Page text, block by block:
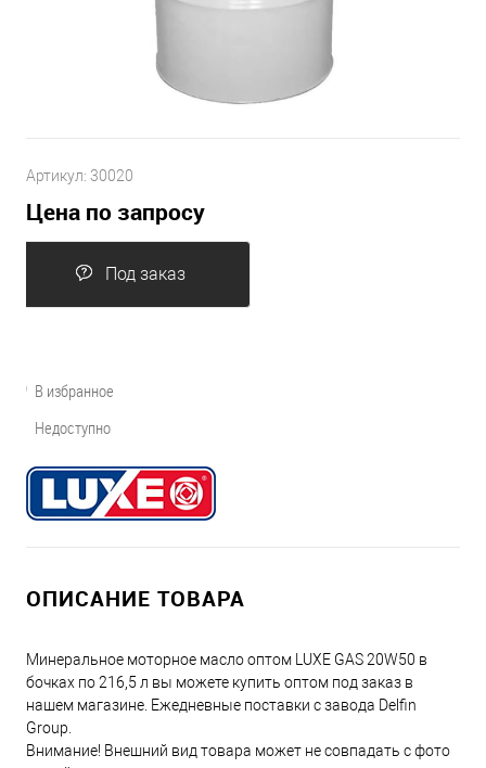
Артикул: 30020
Цена по запросу
Под заказ
В избранное
Недоступно
ОПИСАНИЕ ТОВАРА
Минеральное моторное масло оптом LUXE GAS 20W50 в
бочках по 216,5 л вы можете купить оптом под заказ в
нашем магазине. Ежедневные поставки с завода Delfin
Group.
Внимание! Внешний вид товара может не совпадать с фото